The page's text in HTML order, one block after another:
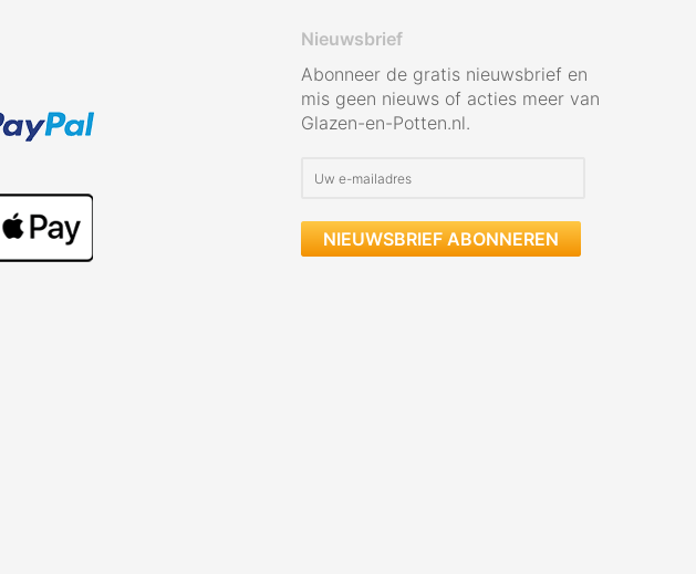
Nieuwsbrief
Abonneer de gratis nieuwsbrief en
mis geen nieuws of acties meer van
Glazen-en-Potten.nl.
NIEUWSBRIEF ABONNEREN